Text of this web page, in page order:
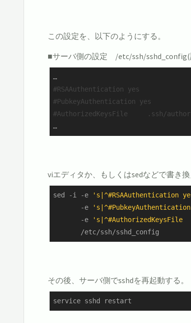
この設定を、以下のようにする。
■サーバ側の設定 /etc/ssh/sshd_config(
…
#RSAAuthentication yes
#PubkeyAuthentication yes
#AuthorizedKeysFile     .ssh/
…
viエディタか、もしくはsedなどで書き換
sed -i -e 's|^#RSAAuthentication
       -e
       -e
's|^#AuthorizedKeysFile
       /etc/ssh/sshd_config
その後、サーバ側でsshdを再起動する。
service sshd restart